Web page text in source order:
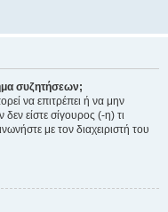
συζητήσεων;
να επιτρέπει ή να μην
είστε σίγουρος (-η) τι
με τον διαχειριστή του